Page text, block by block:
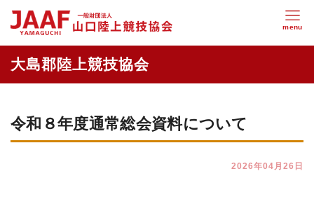
令和８年度通常総会資料について
2026年04月26日